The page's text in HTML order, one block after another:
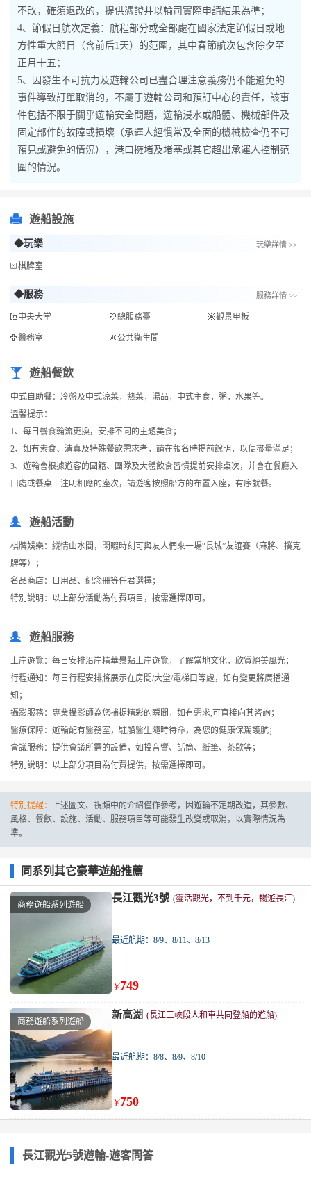
不改，確須退改的，提供憑證并以輪司實際申請結果為準；
4、節假日航次定義：航程部分或全部處在國家法定節假日或地
方性重大節日（含前后1天）的范圍，其中春節航次包含除夕至
正月十五；
5、因發生不可抗力及遊輪公司已盡合理注意義務仍不能避免的
事件導致訂單取消的，不屬于遊輪公司和預訂中心的責任，該事
件包括不限于關乎遊輪安全問題，遊輪浸水或船體、機械部件及
固定部件的故障或損壞（承運人經慣常及全面的機械檢查仍不可
預見或避免的情況），港口擁堵及堵塞或其它超出承運人控制范
圍的情況。
遊船設施
◆玩樂 玩樂詳情 >>
棋牌室
◆服務 服務詳情 >>
中央大堂 總服務臺 觀景甲板
醫務室 公共衛生間
遊船餐飲
中式自助餐：冷盤及中式涼菜，熱菜，湯品，中式主食，粥，水果等。
溫馨提示：
1、每日餐食輪流更換，安排不同的主題美食；
2、如有素食、清真及特殊餐飲需求者，請在報名時提前說明，以便盡量滿足；
3、遊輪會根據遊客的國籍、團隊及大體飲食習慣提前安排桌次，并會在餐廳入
口處或餐桌上注明相應的座次，請遊客按照船方的布置入座，有序就餐。
遊船活動
棋牌娛樂：縱情山水間，閑暇時刻可與友人們來一場“長城”友誼賽（麻將、撲克
牌等）；
名品商店：日用品、紀念冊等任君選擇；
特別說明：以上部分活動為付費項目，按需選擇即可。
遊船服務
上岸遊覽：每日安排沿岸精華景點上岸遊覽，了解當地文化，欣賞絕美風光；
行程通知：每日行程安排將展示在房間/大堂/電梯口等處，如有變更將廣播通
知；
攝影服務：專業攝影師為您捕捉精彩的瞬間，如有需求,可直接向其咨詢；
醫療保障：遊輪配有醫務室，駐船醫生隨時待命，為您的健康保駕護航；
會議服務：提供會議所需的設備，如投音響、話筒、紙筆、茶歇等；
特別說明：以上部分項目為付費提供，按需選擇即可。
特別提醒： 上述圖文、視頻中的介紹僅作參考，因遊輪不定期改造，其參數、
風格、餐飲、設施、活動、服務項目等可能發生改變或取消，以實際情況為
準。
同系列其它豪華遊船推薦
商務遊船系列遊船
長江觀光3號 (靈活觀光，不到千元，暢遊長江)
最近航期：8/9、8/11、8/13
￥749
商務遊船系列遊船
新高湖 (長江三峽段人和車共同登船的遊船)
最近航期：8/8、8/9、8/10
￥750
長江觀光5號遊輪-遊客問答